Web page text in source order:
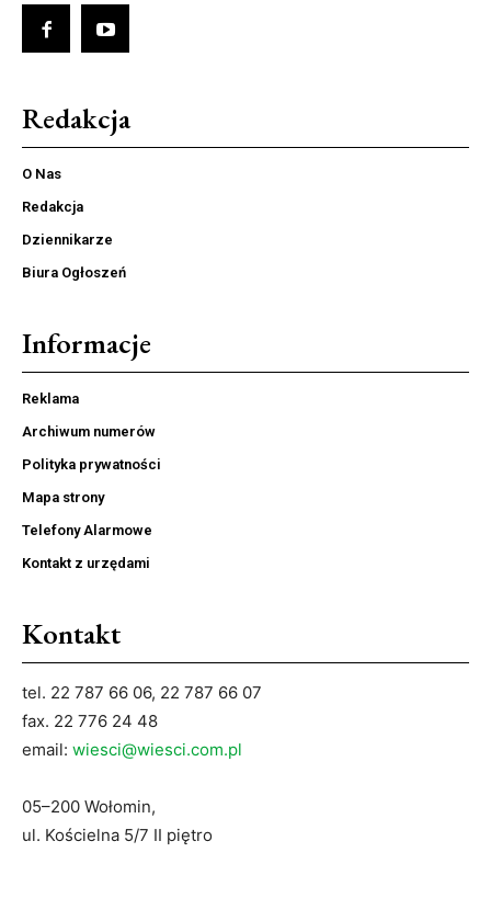
Redakcja
O Nas
Redakcja
Dziennikarze
Biura Ogłoszeń
Informacje
Reklama
Archiwum numerów
Polityka prywatności
Mapa strony
Telefony Alarmowe
Kontakt z urzędami
Kontakt
tel. 22 787 66 06, 22 787 66 07
fax. 22 776 24 48
email: wiesci@wiesci.com.pl
05–200 Wołomin,
ul. Kościelna 5/7 II piętro